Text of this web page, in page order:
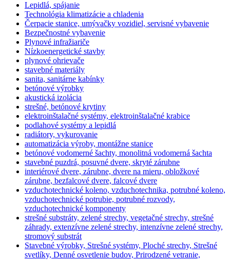
Lepidlá, spájanie
Technológia klimatizácie a chladenia
Čerpacie stanice, umývačky vozidiel, servisné vybavenie
Bezpečnostné vybavenie
Plynové infražiariče
Nízkoenergetické stavby
plynové ohrievače
stavebné materiály
sanita, sanitárne kabínky
betónové výrobky
akustická izolácia
strešné, betónové krytiny
elektroinštalačné systémy, elektroinštalačné krabice
podlahové systémy a lepidlá
radiátory, vykurovanie
automatizácia výroby, montážne stanice
betónové vodomerné šachty, monolitná vodomerná šachta
stavebné puzdrá, posuvné dvere, skryté zárubne
interiérové dvere, zárubne, dvere na mieru, obložkové
zárubne, bezfalcové dvere, falcové dvere
vzduchotechnické koleno, vzduchotechnika, potrubné koleno,
vzduchotechnické potrubie, potrubné rozvody,
vzduchotechnické komponenty
strešné substráty, zelené strechy, vegetačné strechy, strešné
záhrady, extenzívne zelené strechy, intenzívne zelené strechy,
stromový substrát
Stavebné výrobky, Strešné systémy, Ploché strechy, Strešné
svetlíky, Denné osvetlenie budov, Prirodzené vetranie,